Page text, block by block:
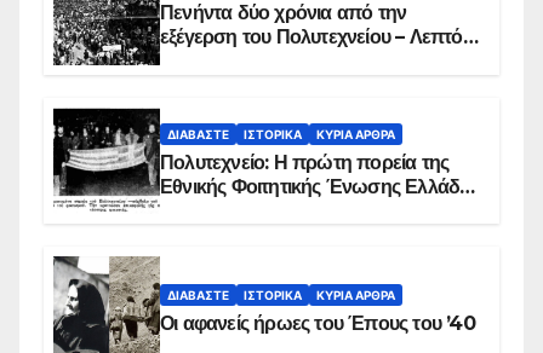
Πενήντα δύο χρόνια από την
εξέγερση του Πολυτεχνείου – Λεπτό
ΔΙΑΒΆΣΤΕ ΙΣΤΟΡΙΚΆ ΚΥΡΙΑ ΑΡΘΡΑ
Πολυτεχνείο: Η πρώτη πορεία της
Εθνικής Φοιτητικής Ένωσης Ελλάδος
ΔΙΑΒΆΣΤΕ ΙΣΤΟΡΙΚΆ ΚΥΡΙΑ ΑΡΘΡΑ
Οι αφανείς ήρωες του Έπους του ’40